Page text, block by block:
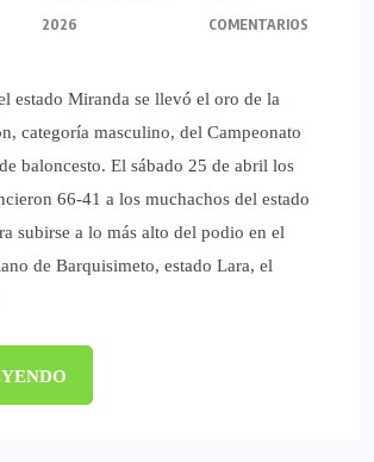
2026
COMENTARIOS
estado Miranda se llevó el oro de la
categoría masculino, del Campeonato
baloncesto. El sábado 25 de abril los
66-41 a los muchachos del estado
subirse a lo más alto del podio en el
de Barquisimeto, estado Lara, el